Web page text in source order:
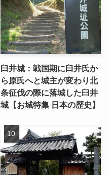
臼井城：戦国期に臼井氏か
ら原氏へと城主が変わり北
条征伐の際に落城した臼井
城【お城特集 日本の歴史】